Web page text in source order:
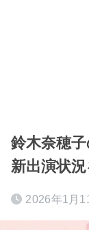
鈴木奈穂
新出演状
2026年1月